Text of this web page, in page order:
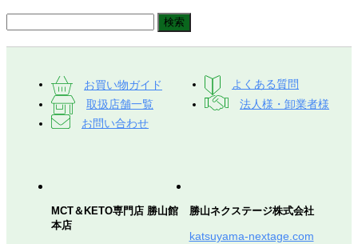
お買い物ガイド
よくある質問
取扱店舗一覧
法人様・卸業者様
お問い合わせ
MCT＆KETO専門店 勝山館
本店
勝山ネクステージ株式会社
katsuyama-nextage.com